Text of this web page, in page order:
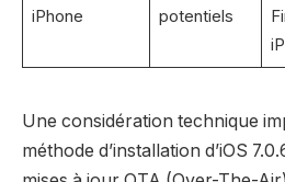
iPhone
potentiels
Une considération technique
méthode d’installation d’iOS